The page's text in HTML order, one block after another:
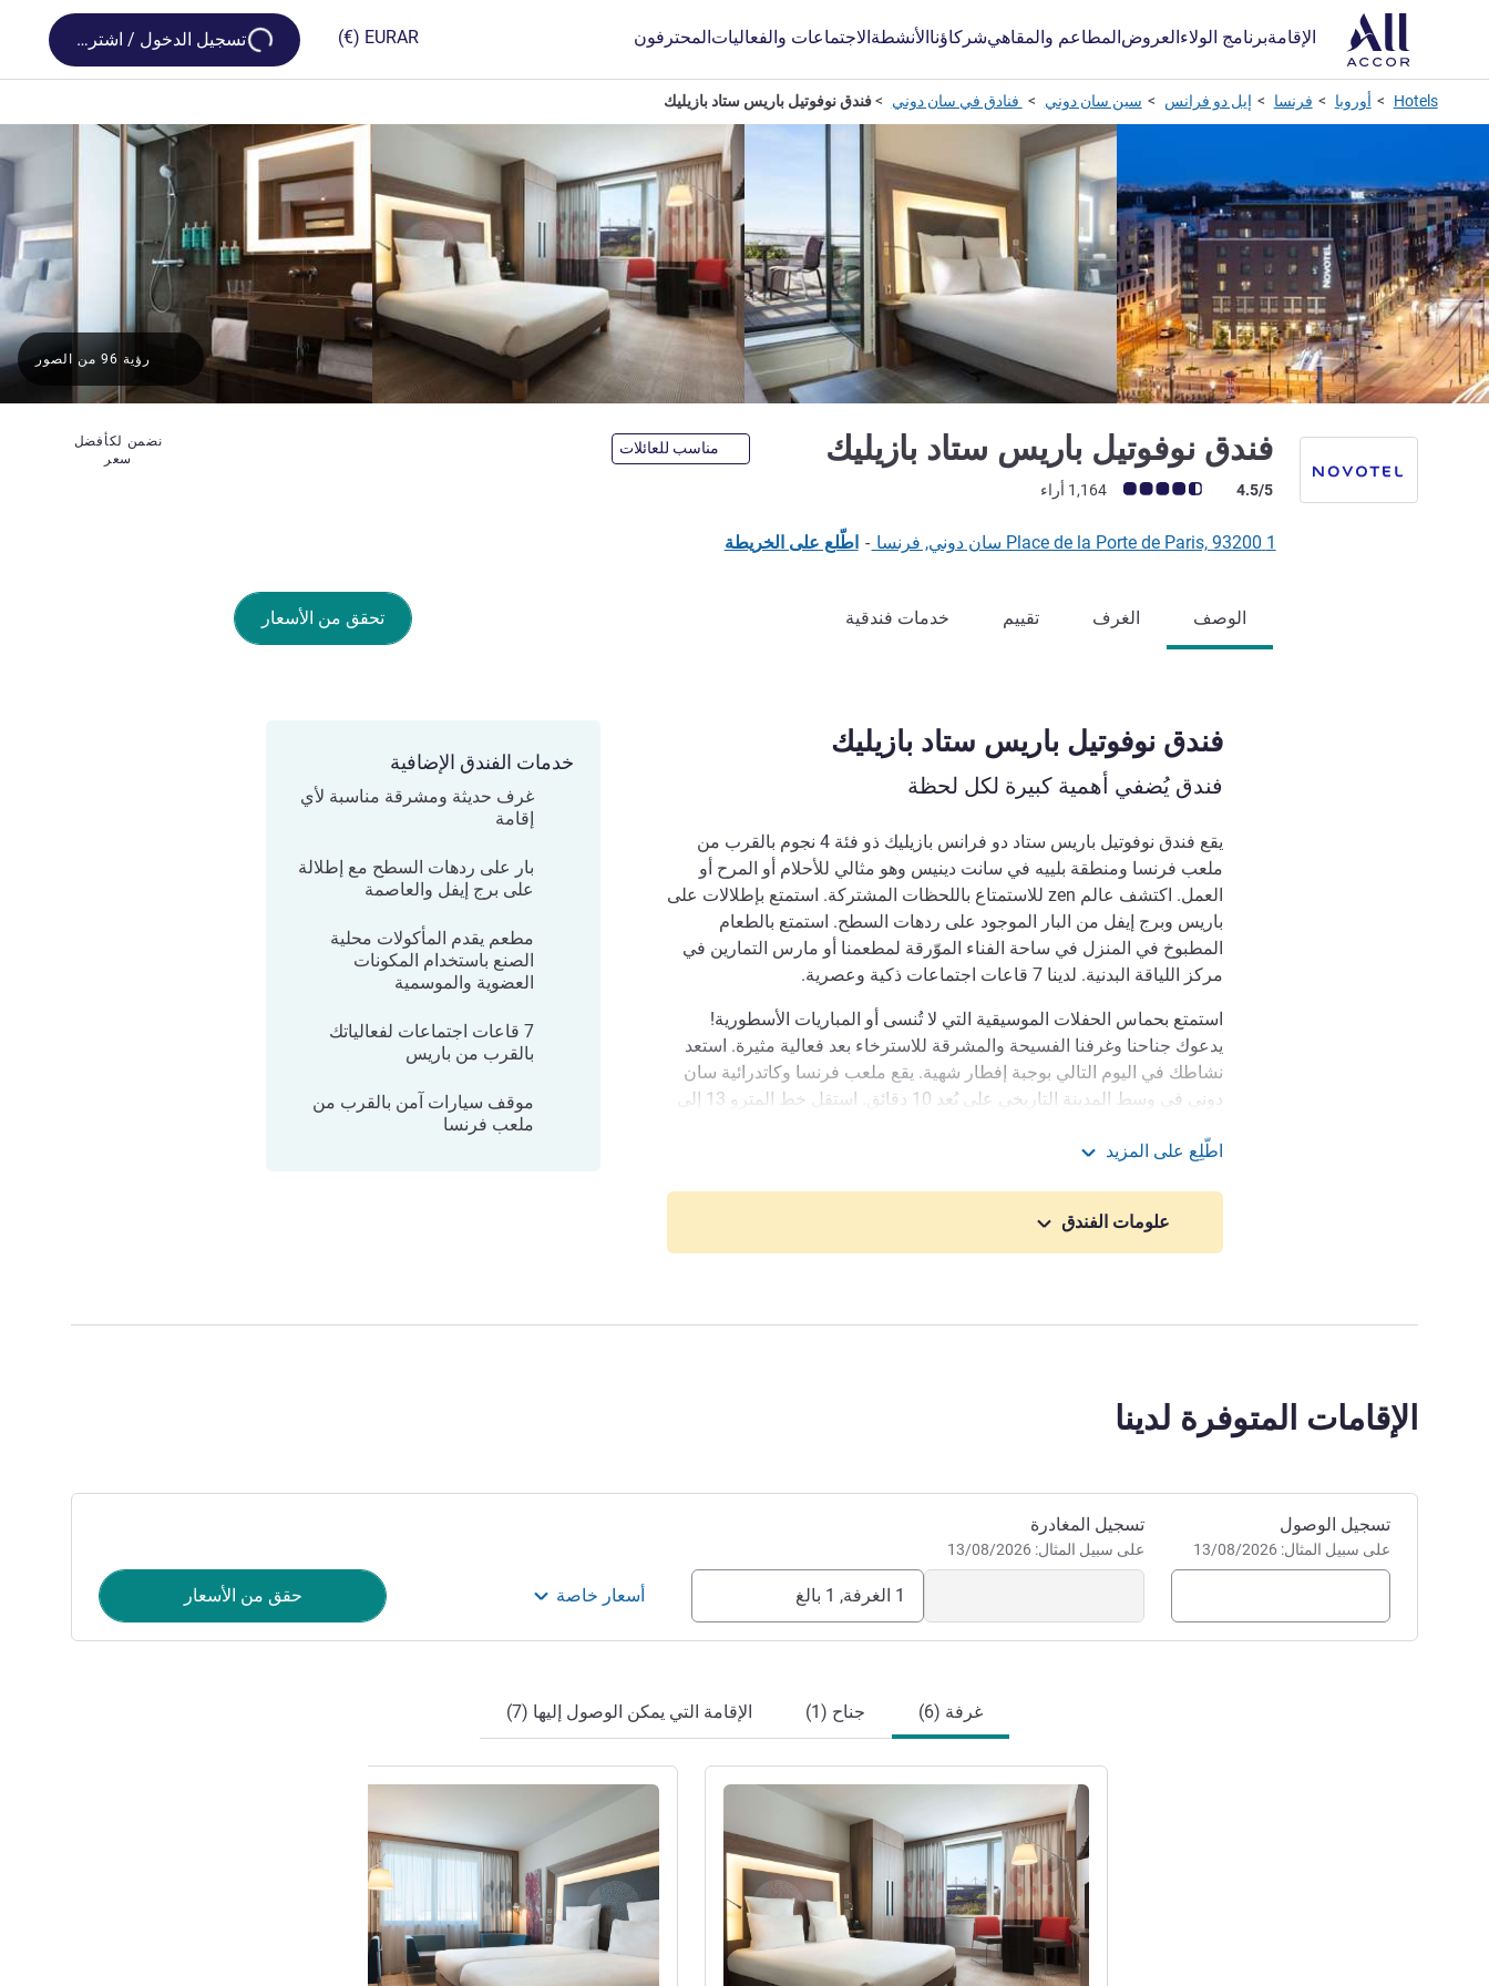
الإقامةبرنامج الولاءالعروضالمطاعم والمقاهيشركاؤناالأنشطةالاجتماعات والفعالياتالمحترفون AR
EUR
(€)
Loading...
تسجيل الدخول / اشترك
Hotels أوروبا فرنسا إيل دو فرانس سين سان دوني فنادق في سان دوني ‏‫فندق نوفوتيل باريس ستاد بازيليك‬
‏‫فندق نوفوتيل باريس ستاد بازيليك‬ مناسب للعائلات
ملاحظة أراء العملاء (رأي ALL)
4.5/5 1,164 أراء
نضمن لكأفضل
سعر
رؤية 96 من الصور
1 Place de la Porte de Paris, 93200 سان دوني, فرنسا - اطّلع على الخريطة
تحقق من الأسعار الوصف الغرف تقييم خدمات فندقية
‏‫فندق نوفوتيل باريس ستاد بازيليك‬
فندق يُضفي أهمية كبيرة لكل لحظة
يقع فندق نوفوتيل باريس ستاد دو فرانس بازيليك ذو فئة 4 نجوم بالقرب من
ملعب فرنسا ومنطقة بلييه في سانت دينيس وهو مثالي للأحلام أو المرح أو
العمل. اكتشف عالم zen للاستمتاع باللحظات المشتركة. استمتع بإطلالات على
باريس وبرج إيفل من البار الموجود على ردهات السطح. استمتع بالطعام
المطبوخ في المنزل في ساحة الفناء الموّرقة لمطعمنا أو مارس التمارين في
مركز اللياقة البدنية. لدينا 7 قاعات اجتماعات ذكية وعصرية.
استمتع بحماس الحفلات الموسيقية التي لا تُنسى أو المباريات الأسطورية!
يدعوك جناحنا وغرفنا الفسيحة والمشرقة للاسترخاء بعد فعالية مثيرة. استعد
نشاطك في اليوم التالي بوجبة إفطار شهية. يقع ملعب فرنسا وكاتدرائية سان
دوني في وسط المدينة التاريخي على بُعد 10 دقائق. استقل خط المترو 13 إلى
غضون 20 دقيقة.
احصل على بعض الهواء النقي أو اذهب للركض في حديقة جوقة الشرف
المترو وRER B، يُمكنك أيضًا ركن سيارتك في موقف السيارات الآمن في فندق
يقع فندقنا بالقرب من ملعب فرنسا ويمثل واحة هادئة تربطك بصخب المدينة
إدارة الفندق DUBUIS CORENTIN
اطّلِع على المزيد
علومات الفندق
خدمات الفندق الإضافية
غرف حديثة ومشرقة مناسبة لأي
إقامة
بار على ردهات السطح مع إطلالة
على برج إيفل والعاصمة
مطعم يقدم المأكولات محلية
الصنع باستخدام المكونات
العضوية والموسمية
7 قاعات اجتماعات لفعالياتك
بالقرب من باريس
موقف سيارات آمن بالقرب من
ملعب فرنسا
الإقامات المتوفرة لدينا
احجز في هذا الفندق
تسجيل الوصول
على سبيل المثال: 13/08/2026
تسجيل المغادرة
على سبيل المثال: 13/08/2026
1 الغرفة, 1 بالغ أسعار خاصة حقق من الأسعار
غرفة (6) جناح (1) الإقامة التي يمكن الوصول إليها (7)
راجع التفاصيل راجع التفاصيل